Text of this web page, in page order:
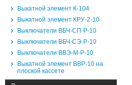
Выкатной элемент К-104
Выкатной элемент КРУ-2-10
Выключатели ВБЧ-СП-Р-10
Выключатели ВБЧ-СЭ-Р-10
Выключатели ВВЭ-М-Р-10
Выкатной элемент ВВР-10 на
плоской кассете